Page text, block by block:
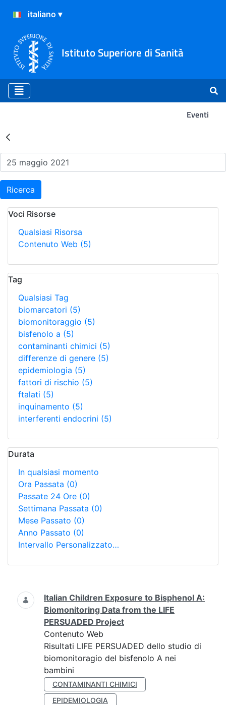
Istituto Superiore di Sanità
Eventi
Risultati della Ricerca -
Ricerca
Voci Risorse
Qualsiasi Risorsa
Contenuto Web (5)
Tag
Qualsiasi Tag
biomarcatori (5)
biomonitoraggio (5)
bisfenolo a (5)
contaminanti chimici (5)
differenze di genere (5)
epidemiologia (5)
fattori di rischio (5)
ftalati (5)
inquinamento (5)
interferenti endocrini (5)
Durata
In qualsiasi momento
Ora Passata (0)
Passate 24 Ore (0)
Settimana Passata (0)
Mese Passato (0)
Anno Passato (0)
Intervallo Personalizzato…
Ricerca
Italian Children Exposure to Bisphenol A:
Biomonitoring Data from the LIFE
PERSUADED Project
Contenuto Web
Risultati LIFE PERSUADED dello studio di
biomonitoragio del bisfenolo A nei
bambini
CONTAMINANTI CHIMICI
EPIDEMIOLOGIA